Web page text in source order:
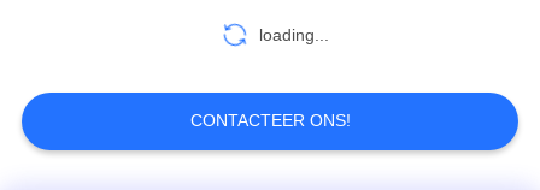
De Videoontvanger
loading...
CONTACTEER ONS!